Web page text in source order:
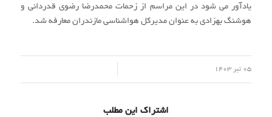
یادآور می شود در این مراسم از زحمات محمدرضا رضوی قدردانی و
هوشنگ بهزادی به عنوان مدیرکل هواشناسی مازندران معارفه شد.
05 تیر 1403
اشتراک این مطلب